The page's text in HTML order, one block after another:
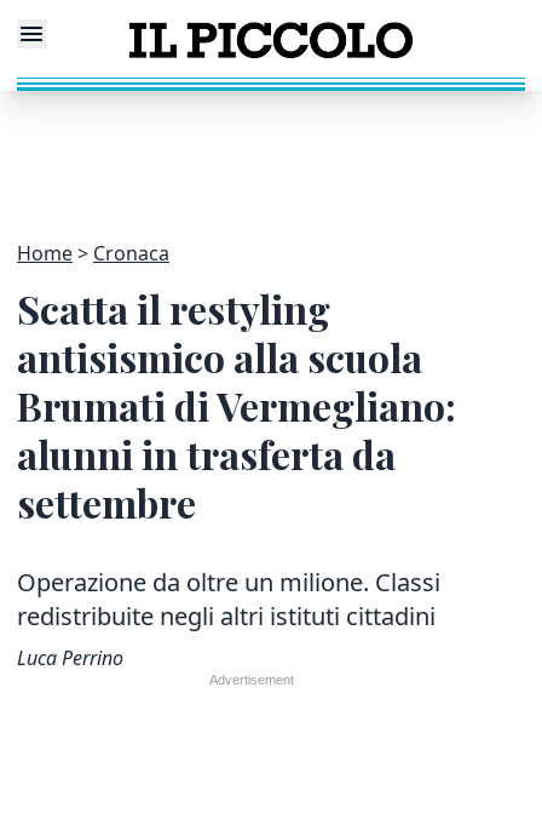
Home Cronaca
Scatta il restyling
antisismico alla scuola
Brumati di Vermegliano:
alunni in trasferta da
settembre
Operazione da oltre un milione. Classi
redistribuite negli altri istituti cittadini
Luca Perrino